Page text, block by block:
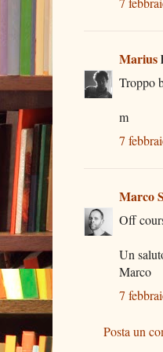
Marius
Troppo
m
7
Marco
Off
Un
Marco
7
Posta un